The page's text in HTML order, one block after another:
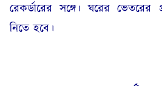
রেকর্ডারের সঙ্গে। ঘরের ভেতরের
নিতে হবে।